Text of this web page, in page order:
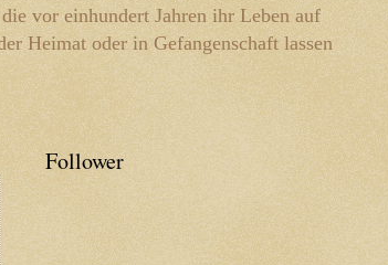
vor einhundert Jahren ihr Leben auf
Heimat oder in Gefangenschaft lassen
Follower